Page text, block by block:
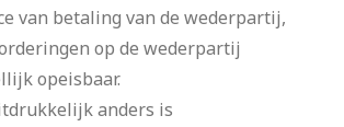
van betaling van de wederpartij,
op de wederpartij
opeisbaar.
anders is